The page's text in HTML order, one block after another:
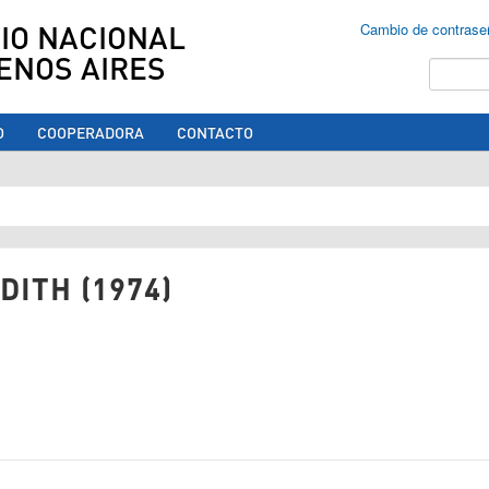
NACIONAL
AIRES
Cambio de
COOPERADORA CONTACTO
aquí
(1974)